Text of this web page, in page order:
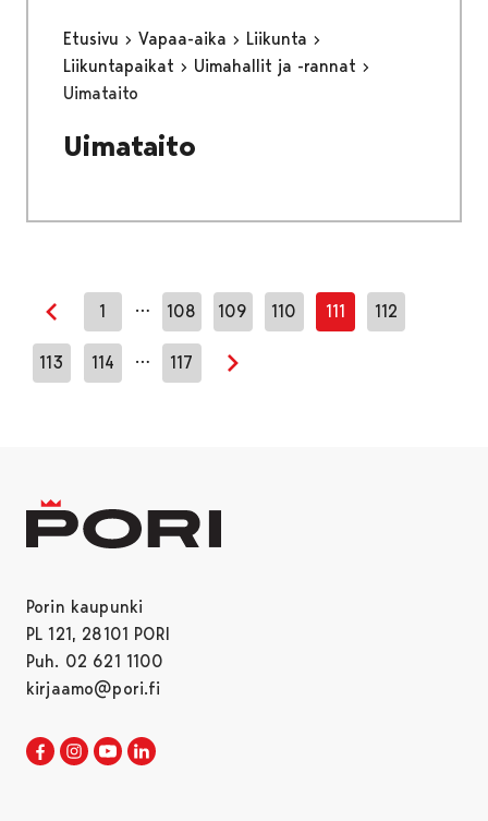
Etusivu Vapaa-aika
Liikunta
Liikuntapaikat
Uimahallit ja -rannat
Uimataito
Uimataito
Edellinen sivu
1 … 108 109 110 111 112
113 114 … 117
Seuraava sivu
Porin kaupunki
PL 121, 28101 PORI
Puh. 02 621 1100
kirjaamo@pori.fi
Porin kaupunki Facebookissa
Avautuu uudessa välilehdessä
Porin kaupunki Instagramissa
Avautuu uudessa välilehdessä
Porin kaupunki Youtubessa
Avautuu uudessa välilehdessä